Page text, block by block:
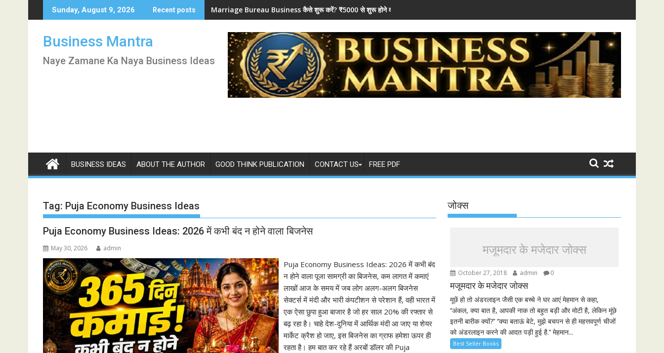
to
Sunday, August 9, 2026 Recent posts Marriage Bureau Business कैसे शुरू करें? ₹5000 से शुरू होने वाला Business Mantra
Business Mantra
Naye Zamane Ka Naya Business Ideas
BUSINESS IDEAS ABOUT THE AUTHOR GOOD THINK PUBLICATION CONTACT US FREE PDF
Tag: Puja Economy Business Ideas
Puja Economy Business Ideas: 2026 में कभी बंद न होने वाला बिजनेस
May 30, 2026 admin
Puja Economy Business Ideas: 2026 में कभी बंद
न होने वाला पूजा सामग्री का बिजनेस, कम लागत में कमाएं
लाखों आज के समय में जब लोग अलग-अलग बिजनेस
सेक्टर्स में मंदी और भारी कंपटीशन से परेशान हैं, वही भारत में
एक ऐसा छुपा हुआ बाजार है जो हर साल 20% की रफ्तार से
बढ़ रहा है। चाहे देश-दुनिया में आर्थिक मंदी आ जाए या शेयर
मार्केट क्रैश हो जाए, इस बिजनेस का ग्राफ हमेशा ऊपर ही
रहता है। हम बात कर रहे हैं अरबों डॉलर की Puja
जोक्स
मजूमदार के मजेदार जोक्स
October 27, 2018 admin 0
मजूमदार के मजेदार जोक्स
मूछें हो तो अंडरलाइन जैसी एक बच्चे ने घर आएं मेहमान से कहा,
‘‘अंकल, क्या बात है, आपकी नाक तो बहुत बड़ी और मोटी है, लेकिन मूंछे
इतनी बारीक क्यों?’’ ‘‘क्या बताऊं बेटे, मुझे बचपन से ही महत्तवपूर्ण चीजों
को अंडरलाइन करने की आदत पड़ी हुई है.’’ मेहमान...
Best Seller Books